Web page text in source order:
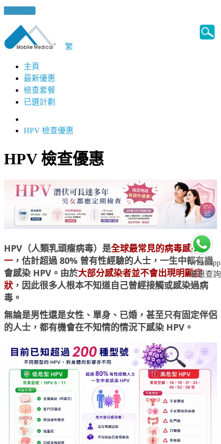
健康錦囊
Whatsapp
優惠查詢
繁
主頁
最新優惠
檢查套餐
已選計劃
HPV 檢查優惠
HPV 檢查優惠
HPV（人類乳頭瘤病毒）是全球最常見的病毒感染之
一 ，估計超過 80% 曾有性經驗的人士，一生中都有機
會感染 HPV。由於大部分感染者並不會出現明顯症
狀 ，因此很多人根本不知道自己曾經接觸或感染過病
毒。
無論是男性還是女性、單身、已婚，甚至只有固定伴侶
的人士，都有機會在不知情的情況下感染 HPV。